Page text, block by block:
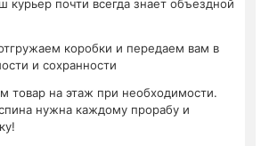
курьер почти всегда знает объездной
коробки и передаем вам в
и сохранности
товар на этаж при необходимости.
нужна каждому прорабу и